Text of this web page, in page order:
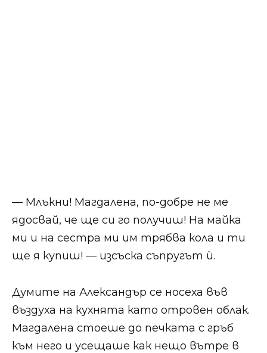
— Млъкни! Магдалена, по-добре не ме
ядосвай, че ще си го получиш! На майка
ми и на сестра ми им трябва кола и ти
ще я купиш! — изсъска съпругът ѝ.
Думите на Александър се носеха във
въздуха на кухнята като отровен облак.
Магдалена стоеше до печката с гръб
към него и усещаше как нещо вътре в